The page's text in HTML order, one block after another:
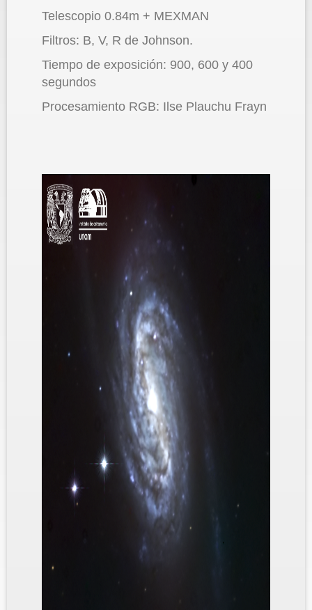
Telescopio 0.84m + MEXMAN
Filtros: B, V, R de Johnson.
Tiempo de exposición: 900, 600 y 400
segundos
Procesamiento RGB: Ilse Plauchu Frayn